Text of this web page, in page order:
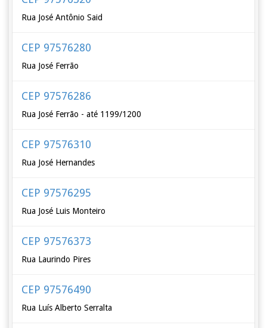
Rua José Antônio Said
CEP 97576280
Rua José Ferrão
CEP 97576286
Rua José Ferrão - até 1199/1200
CEP 97576310
Rua José Hernandes
CEP 97576295
Rua José Luis Monteiro
CEP 97576373
Rua Laurindo Pires
CEP 97576490
Rua Luís Alberto Serralta